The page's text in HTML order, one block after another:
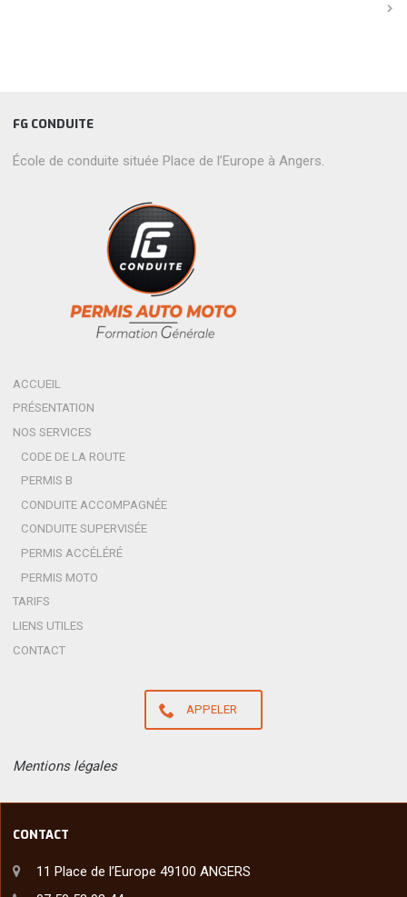
CONTACT
11 Place de l’Europe 49100 ANGERS
FG CONDUITE
École de conduite située Place de l’Europe à Angers.
ACCUEIL
PRÉSENTATION
NOS SERVICES
CODE DE LA ROUTE
PERMIS B
CONDUITE ACCOMPAGNÉE
CONDUITE SUPERVISÉE
PERMIS ACCÉLÉRÉ
PERMIS MOTO
TARIFS
LIENS UTILES
CONTACT
APPELER
Mentions légales